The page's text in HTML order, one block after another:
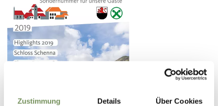
Zustimmung Details Über Cookies